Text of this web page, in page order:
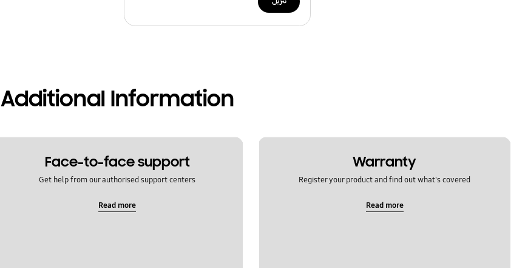
Additional Information
Warranty
Register your product and find out what's covered
Read more
Face-to-face support
Get help from our authorised support centers
Read more